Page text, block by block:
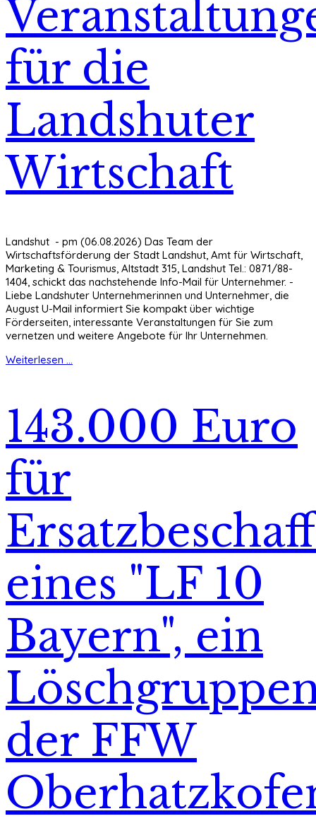
für die
Landshuter
Wirtschaft
Landshut - pm (06.08.2026) Das Team der
Wirtschaftsförderung der Stadt Landshut, Amt für Wirtschaft,
Marketing & Tourismus, Altstadt 315, Landshut Tel.: 0871/88-
1404, schickt das nachstehende Info-Mail für Unternehmer. -
Liebe Landshuter Unternehmerinnen und Unternehmer, die
August U-Mail informiert Sie kompakt über wichtige
Förderseiten, interessante Veranstaltungen für Sie zum
vernetzen und weitere Angebote für Ihr Unternehmen.
Weiterlesen ...
143.000 Euro
für
eines "LF 10
Bayern", ein
der FFW